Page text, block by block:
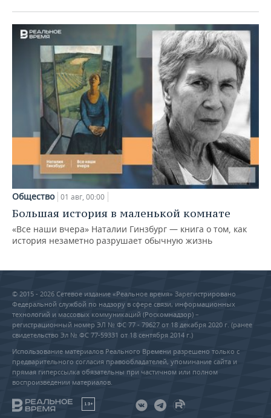
Общество 01 авг, 00:00
Большая история в маленькой комнате
«Все наши вчера» Наталии Гинзбург — книга о том, как
история незаметно разрушает обычную жизнь
© 2015 - 2026 Сетевое издание «Реальное время» Зарегистрировано
Федеральной службой по надзору в сфере связи, информационных
технологий и массовых коммуникаций (Роскомнадзор) –
регистрационный номер ЭЛ № ФС 77 - 79627 от 18 декабря 2020 г. (ранее
свидетельство Эл № ФС 77-59331 от 18 сентября 2014 г.)
Использование материалов Реального Времени разрешено только с
предварительного согласия правообладателей, упоминание сайта и
прямая гиперссылка обязательны при частичном или полном
воспроизведении материалов.
18+